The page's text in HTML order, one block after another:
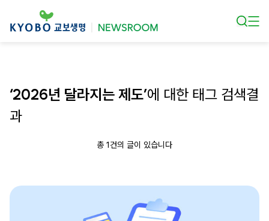
‘2026년 달라지는 제도’에 대한 태그 검색결
과
총 1건의 글이 있습니다